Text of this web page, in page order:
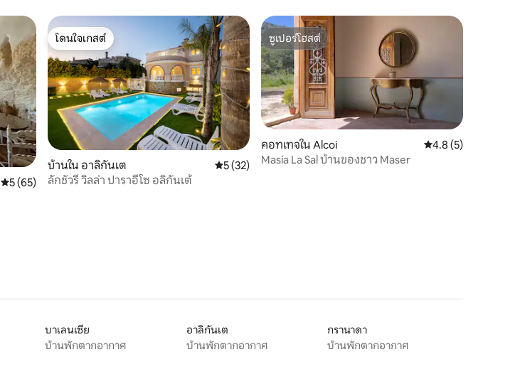
คะแนนเฉลี่ย 5 จาก 5, 65 รีวิว
5 (65)
โดนใจเกสต์
โดนใจเกสต์
บ้านใน อาลิกันเต คะแนนเฉลี่ย 5 จาก 5, 32 รีวิว
5 (32)
ลักชัวรี่ วิลล่า ปาราอีโซ อลิกันเต้
ซูเปอร์โฮสต์
ซูเปอร์โฮสต์
คอทเทจใน Alcoi คะแนนเฉลี่ย 4.8 จา
4.8 (5)
Masía La Sal บ้านของชาว Maser
บาเลนเซีย
บ้านพักตากอากาศ
อาลิกันเต
บ้านพักตากอากาศ
กรานาดา
บ้านพักตากอากาศ